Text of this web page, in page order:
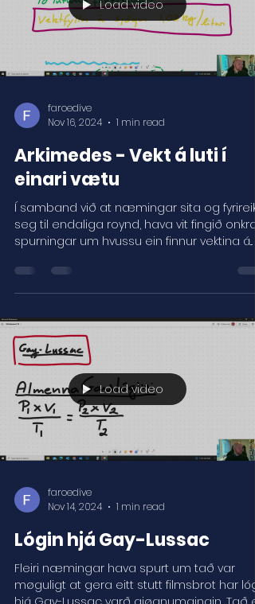
Load video
faroedive
Nov 16, 2024
1 min read
Arkimedes - Vekt á luti í
einari vætu
Í samband við at næmingar sita og
seg til endaliga roynd, hava vit fingið onkrar
spurningar um hvussu ein finnur vektina á...
Load video
faroedive
Nov 14, 2024
1 min read
Lógin hjá Gay-Lussac
Fleiri næmingar hava spurt um tað var
møguligt at gera eitt stutt filmsbrot har